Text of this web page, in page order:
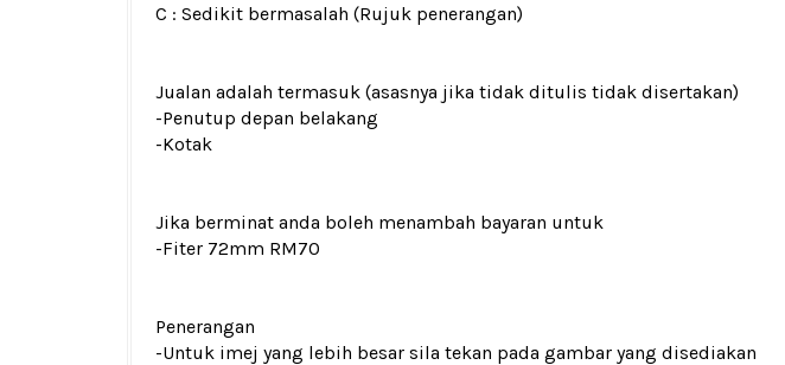
C : Sedikit bermasalah (Rujuk penerangan)
Jualan adalah termasuk (asasnya jika tidak ditulis tidak disertakan)
-Penutup depan belakang
-Kotak
Jika berminat anda boleh menambah bayaran untuk
-Fiter 72mm RM70
Penerangan
-Untuk imej yang lebih besar sila tekan pada gambar yang disediakan